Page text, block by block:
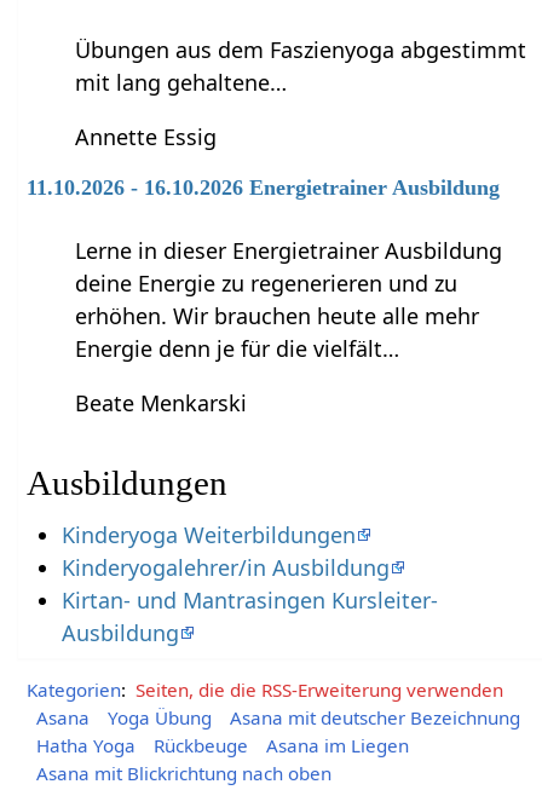
Übungen aus dem Faszienyoga abgestimmt
mit lang gehaltene…
Annette Essig
11.10.2026 - 16.10.2026 Energietrainer Ausbildung
Lerne in dieser Energietrainer Ausbildung
deine Energie zu regenerieren und zu
erhöhen. Wir brauchen heute alle mehr
Energie denn je für die vielfält…
Beate Menkarski
Ausbildungen
Kinderyoga Weiterbildungen
Kinderyogalehrer/in Ausbildung
Kirtan- und Mantrasingen Kursleiter-
Ausbildung
Kategorien: Seiten, die die RSS-Erweiterung verwenden
Asana
Yoga Übung
Asana mit deutscher Bezeichnung
Hatha Yoga
Rückbeuge
Asana im Liegen
Asana mit Blickrichtung nach oben